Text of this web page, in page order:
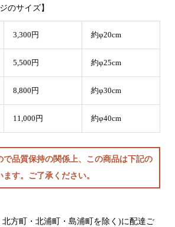
のサイズ】
3,300円 約φ20cm
5,500円 約φ25cm
8,800円 約φ30cm
11,000円 約φ40cm
で品質保持の関係上、この商品は下記の
す。ご了承ください。
方町・北浦町・島浦町を除く)に配達ご